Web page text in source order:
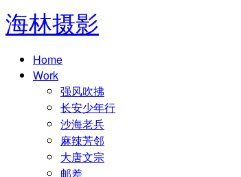
海林摄影
Home
Work
强风吹拂
长安少年行
沙海老兵
麻辣芳邻
大唐文宗
邮差